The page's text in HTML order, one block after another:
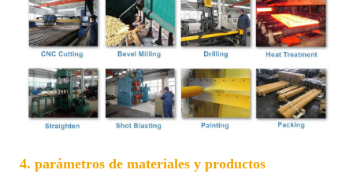
4. parámetros de materiales y productos